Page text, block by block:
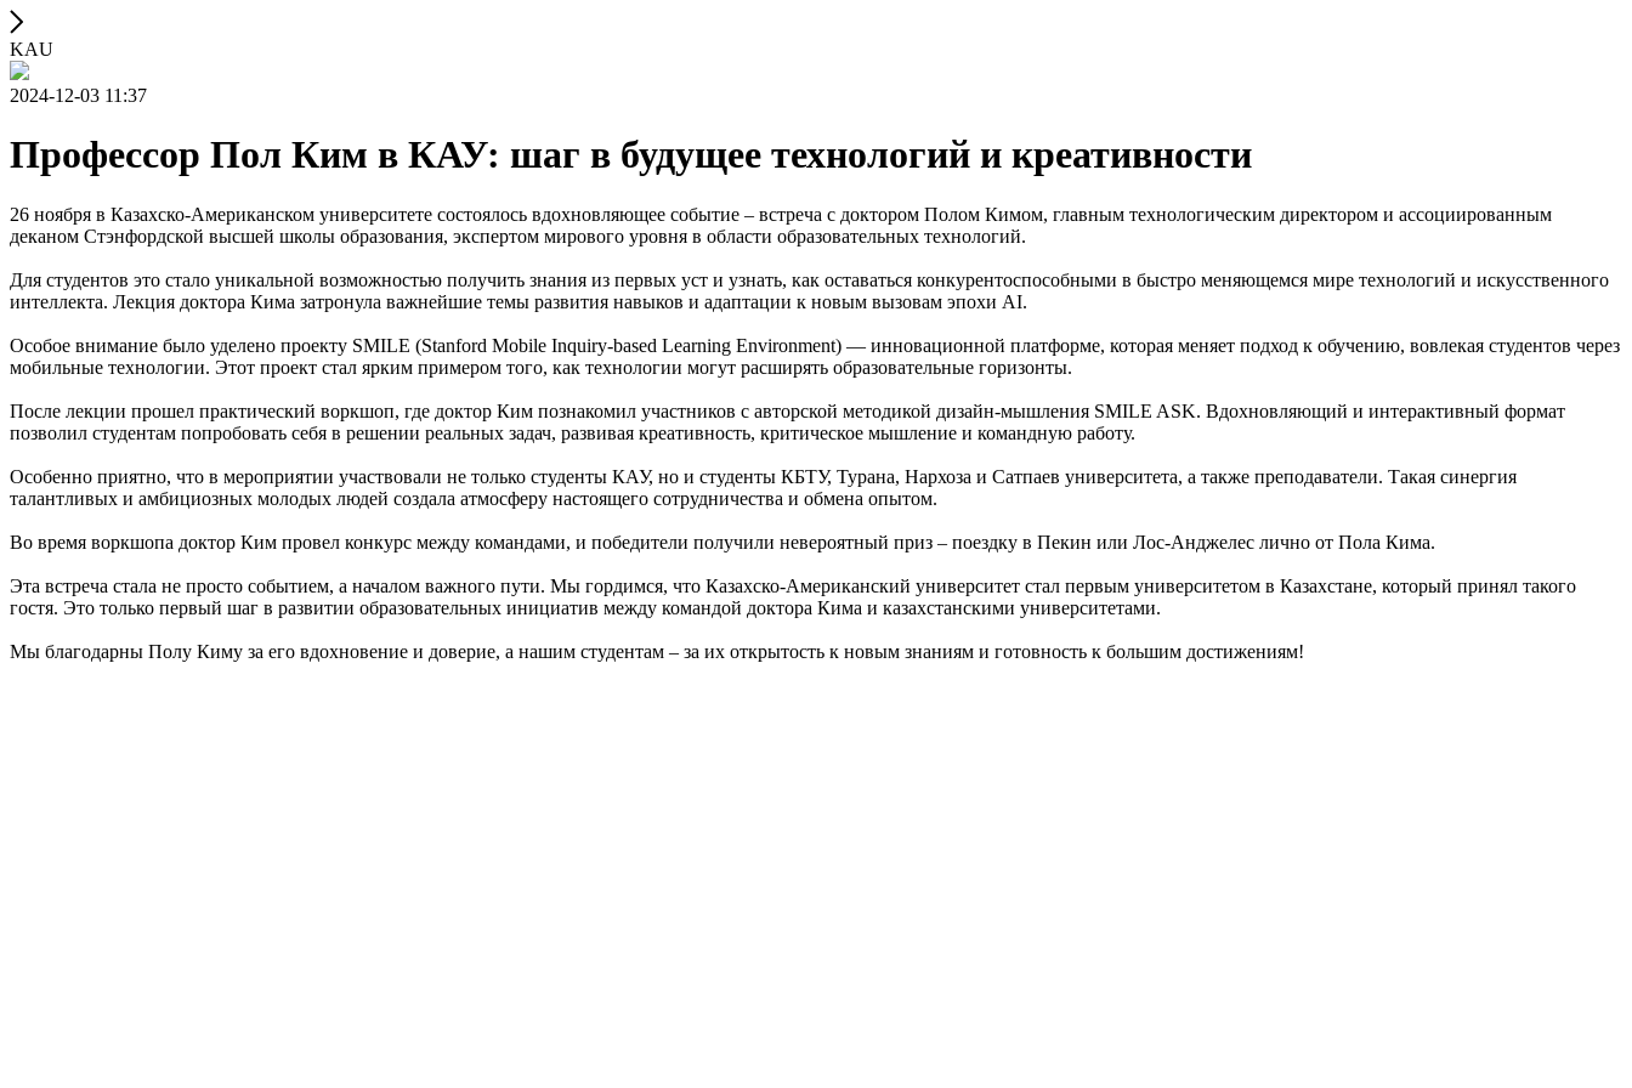
KAU
2024-12-03 11:37
Профессор Пол Ким в КАУ: шаг в будущее технологий и креативности
26 ноября в Казахско-Американском университете состоялось вдохновляющее событие – встреча с доктором Полом Кимом, главным технологическим директором и ассоциированным
деканом Стэнфордской высшей школы образования, экспертом мирового уровня в области образовательных технологий.
Для студентов это стало уникальной возможностью получить знания из первых уст и узнать, как оставаться конкурентоспособными в быстро меняющемся мире технологий и искусственного
интеллекта. Лекция доктора Кима затронула важнейшие темы развития навыков и адаптации к новым вызовам эпохи AI.
Особое внимание было уделено проекту SMILE (Stanford Mobile Inquiry-based Learning Environment) — инновационной платформе, которая меняет подход к обучению, вовлекая студентов через
мобильные технологии. Этот проект стал ярким примером того, как технологии могут расширять образовательные горизонты.
После лекции прошел практический воркшоп, где доктор Ким познакомил участников с авторской методикой дизайн-мышления SMILE ASK. Вдохновляющий и интерактивный формат
позволил студентам попробовать себя в решении реальных задач, развивая креативность, критическое мышление и командную работу.
Особенно приятно, что в мероприятии участвовали не только студенты КАУ, но и студенты КБТУ, Турана, Нархоза и Сатпаев университета, а также преподаватели. Такая синергия
талантливых и амбициозных молодых людей создала атмосферу настоящего сотрудничества и обмена опытом.
Во время воркшопа доктор Ким провел конкурс между командами, и победители получили невероятный приз – поездку в Пекин или Лос-Анджелес лично от Пола Кима.
Эта встреча стала не просто событием, а началом важного пути. Мы гордимся, что Казахско-Американский университет стал первым университетом в Казахстане, который принял такого
гостя. Это только первый шаг в развитии образовательных инициатив между командой доктора Кима и казахстанскими университетами.
Мы благодарны Полу Киму за его вдохновение и доверие, а нашим студентам – за их открытость к новым знаниям и готовность к большим достижениям!